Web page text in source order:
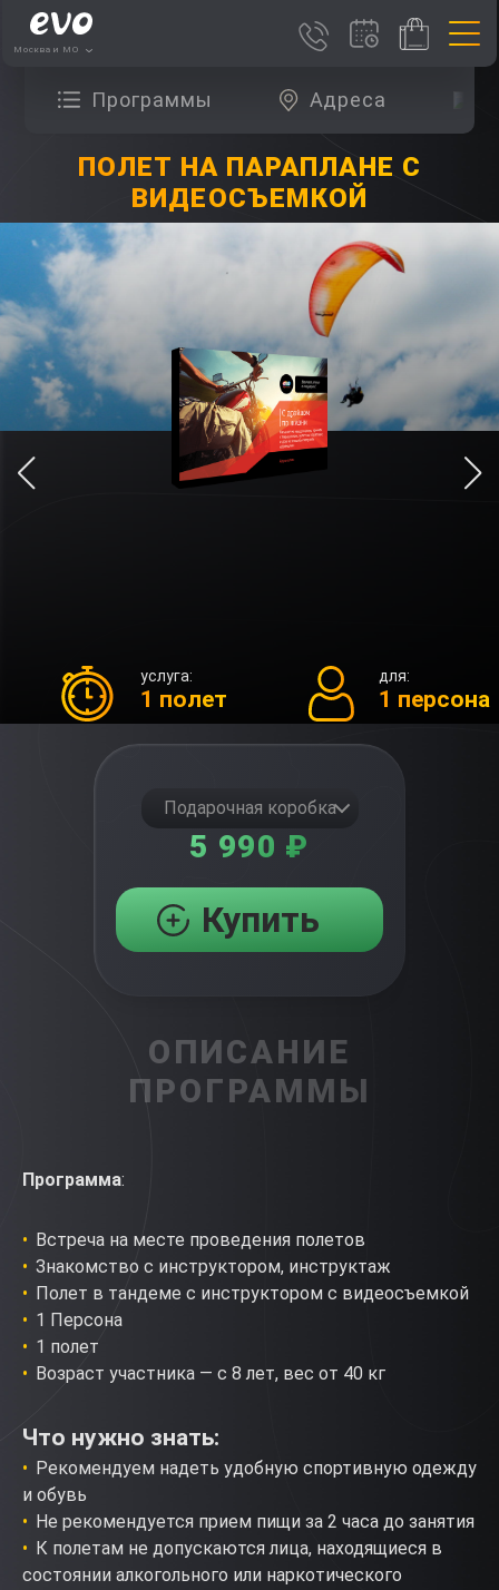
Москва и МО
Программы Адреса
ПОЛЕТ НА ПАРАПЛАНЕ С
ВИДЕОСЪЕМКОЙ
услуга:
1 полет
для:
1 персона
Подарочная коробка
5 990 ₽
Купить
ОПИСАНИЕ
ПРОГРАММЫ
Программа:
Встреча на месте проведения полетов
Знакомство с инструктором, инструктаж
Полет в тандеме с инструктором с видеосъемкой
1 Персона
1 полет
Возраст участника — с 8 лет, вес от 40 кг
Что нужно знать:
Рекомендуем надеть удобную спортивную одежду
и обувь
Не рекомендуется прием пищи за 2 часа до занятия
К полетам не допускаются лица, находящиеся в
состоянии алкогольного или наркотического